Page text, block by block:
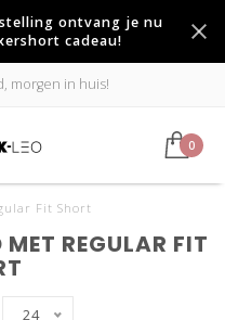
ontvang je nu
cadeau!
morgen in huis!
0
Fit Short
REGULAR FIT
24